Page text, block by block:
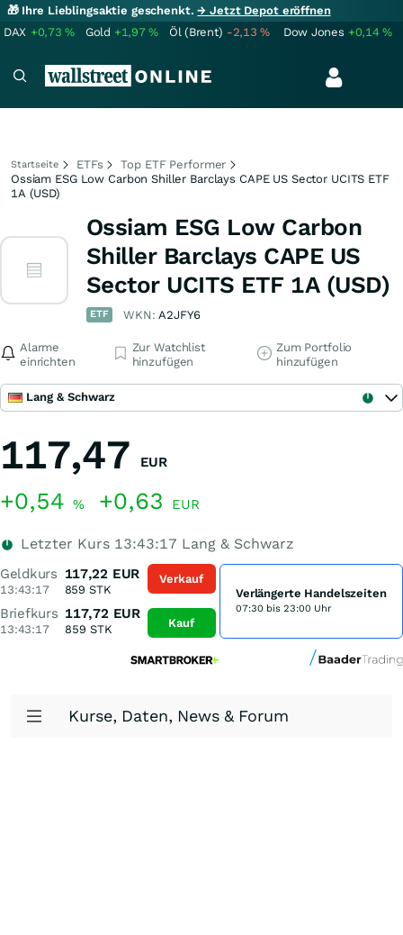
🎁 Ihre Lieblingsaktie geschenkt.→ Jetzt Depot eröffnen
DAX +0,73% Gold +1,97% Öl (Brent) -2,13% Dow Jones +0,14%
Startseite ETFs
Top ETF Performer
Ossiam ESG Low Carbon Shiller Barclays CAPE US Sector UCITS ETF
1A (USD)
Ossiam ESG Low Carbon
Shiller Barclays CAPE US
Sector UCITS ETF 1A (USD)
ETF WKN:A2JFY6
Alarme
einrichten
Zur Watchlist
hinzufügen
Zum Portfolio
hinzufügen
Lang & Schwarz
117,47 EUR
+0,54 % +0,63 EUR
Letzter Kurs 13:43:17 Lang & Schwarz
Geldkurs
13:43:17
117,22 EUR
859 STK
Briefkurs
13:43:17
117,72 EUR
859 STK
Verkauf
Kauf
Verlängerte Handelszeiten
07:30 bis 23:00 Uhr
Kurse, Daten, News & Forum